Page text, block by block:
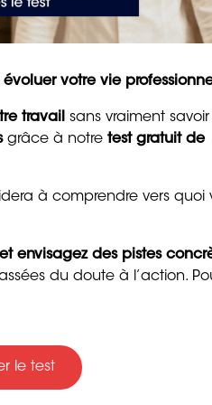
de préavis, il encourt le
de
ministère de
rend irrévocable. La
de fonctionnaire.» Ce
par l’enseignant
─ respect du droit de
son statut de
messages
raviver la
la confiance
de lecture
votre vie
travail sans vraiment
grâce à notre test gratuit de
à comprendre vers quoi
envisagez des pistes
du doute à l’action.
le test